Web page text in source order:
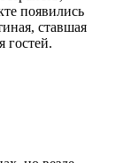
появились
ставшая
гостей.